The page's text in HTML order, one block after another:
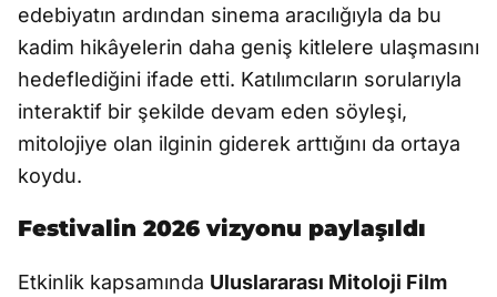
edebiyatın ardından sinema aracılığıyla da bu
kadim hikâyelerin daha geniş kitlelere ulaşmasını
hedeflediğini ifade etti. Katılımcıların sorularıyla
interaktif bir şekilde devam eden söyleşi,
mitolojiye olan ilginin giderek arttığını da ortaya
koydu.
Festivalin 2026 vizyonu paylaşıldı
Etkinlik kapsamında Uluslararası Mitoloji Film